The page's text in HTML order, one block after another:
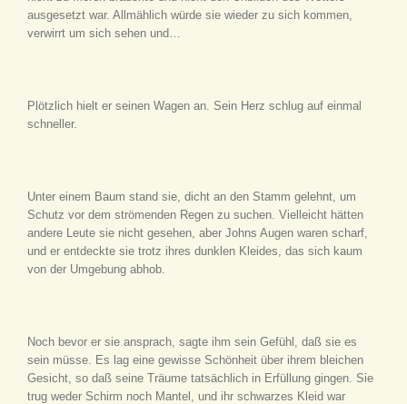
ausgesetzt war. Allmählich würde sie wieder zu sich kommen,
verwirrt um sich sehen und…
Plötzlich hielt er seinen Wagen an. Sein Herz schlug auf einmal
schneller.
Unter einem Baum stand sie, dicht an den Stamm gelehnt, um
Schutz vor dem strömenden Regen zu suchen. Vielleicht hätten
andere Leute sie nicht gesehen, aber Johns Augen waren scharf,
und er entdeckte sie trotz ihres dunklen Kleides, das sich kaum
von der Umgebung abhob.
Noch bevor er sie ansprach, sagte ihm sein Gefühl, daß sie es
sein müsse. Es lag eine gewisse Schönheit über ihrem bleichen
Gesicht, so daß seine Träume tatsächlich in Erfüllung gingen. Sie
trug weder Schirm noch Mantel, und ihr schwarzes Kleid war